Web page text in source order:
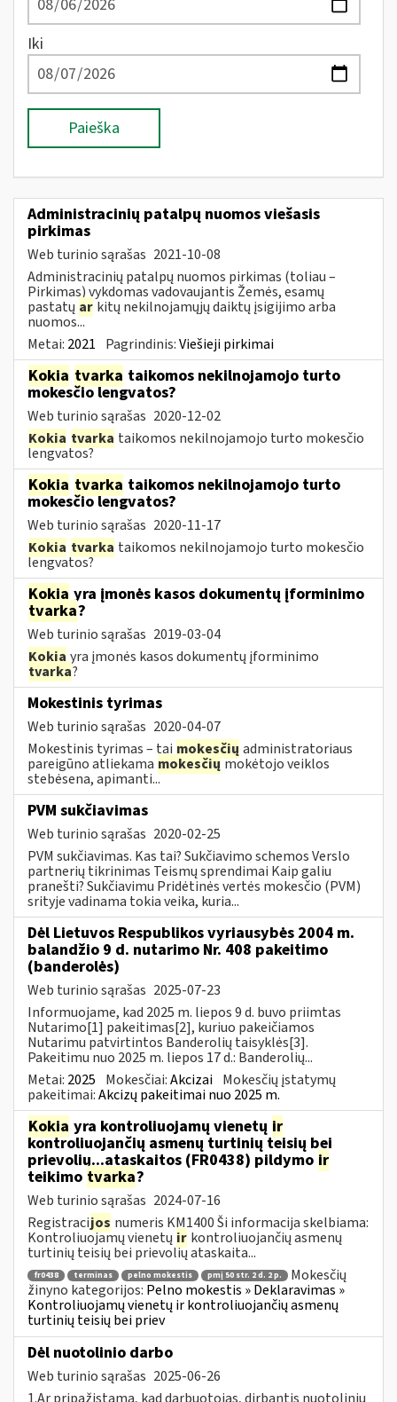
Iki
Paieška
Administracinių patalpų nuomos viešasis
pirkimas
Web turinio sąrašas 2021-10-08
Administracinių patalpų nuomos pirkimas (toliau –
Pirkimas) vykdomas vadovaujantis Žemės, esamų
pastatų ar kitų nekilnojamųjų daiktų įsigijimo arba
nuomos...
Metai: 2021 Pagrindinis:Viešieji pirkimai
Kokia tvarka taikomos nekilnojamojo turto
mokesčio lengvatos?
Web turinio sąrašas 2020-12-02
Kokia tvarka taikomos nekilnojamojo turto mokesčio
lengvatos?
Kokia tvarka taikomos nekilnojamojo turto
mokesčio lengvatos?
Web turinio sąrašas 2020-11-17
Kokia tvarka taikomos nekilnojamojo turto mokesčio
lengvatos?
Kokia yra įmonės kasos dokumentų įforminimo
tvarka?
Web turinio sąrašas 2019-03-04
Kokia yra įmonės kasos dokumentų įforminimo
tvarka?
Mokestinis tyrimas
Web turinio sąrašas 2020-04-07
Mokestinis tyrimas – tai mokesčių administratoriaus
pareigūno atliekama mokesčiųmokėtojo veiklos
stebėsena, apimanti...
PVM sukčiavimas
Web turinio sąrašas 2020-02-25
PVM sukčiavimas. Kas tai? Sukčiavimo schemos Verslo
partnerių tikrinimas Teismų sprendimai Kaip galiu
pranešti? Sukčiavimu Pridėtinės vertės mokesčio (PVM)
srityje vadinama tokia veika, kuria...
Dėl Lietuvos Respublikos vyriausybės 2004 m.
balandžio 9 d. nutarimo Nr. 408 pakeitimo
(banderolės)
Web turinio sąrašas 2025-07-23
Informuojame, kad 2025 m. liepos 9 d. buvo priimtas
Nutarimo[1] pakeitimas[2], kuriuo pakeičiamos
Nutarimu patvirtintos Banderolių taisyklės[3].
Pakeitimu nuo 2025 m. liepos 17 d.: Banderolių...
Metai: 2025 Mokesčiai:Akcizai Mokesčių įstatymų
pakeitimai:Akcizų pakeitimai nuo 2025 m.
Kokia yra kontroliuojamų vienetų ir
kontroliuojančių asmenų turtinių teisių bei
prievolių...ataskaitos (FR0438) pildymo ir
teikimo tvarka?
Web turinio sąrašas 2024-07-16
Registracijos numeris KM1400 Ši informacija skelbiama:
Kontroliuojamų vienetų ir kontroliuojančių asmenų
turtinių teisių bei prievolių ataskaita...
fr0438 terminas pelno mokestis pmį 50 str. 2 d. 2 p.
Mokesčių
žinyno kategorijos: Pelno mokestis » Deklaravimas »
Kontroliuojamų vienetų ir kontroliuojančių asmenų
turtinių teisių bei priev
Dėl nuotolinio darbo
Web turinio sąrašas 2025-06-26
1.Ar pripažįstama, kad darbuotojas, dirbantis nuotoliniu